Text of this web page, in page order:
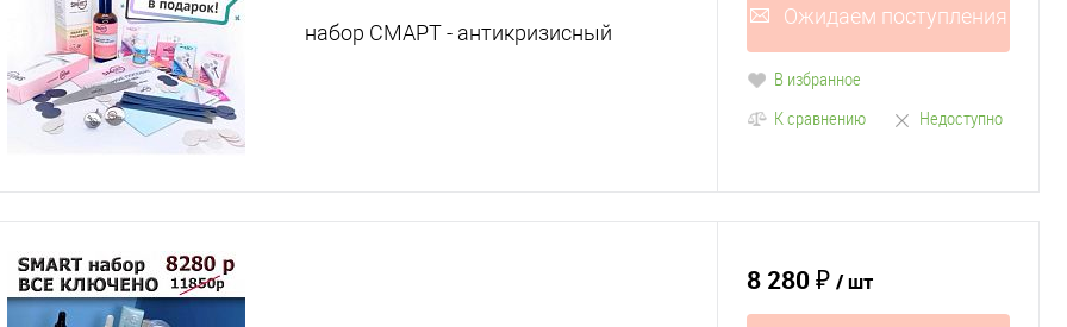
набор СМАРТ - антикризисный
Ожидаем поступления
В избранное
К сравнению
Недоступно
8 280 ₽ / шт